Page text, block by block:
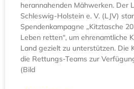
herannahenden Mähwerken. Der
Schleswig-Holstein e. V. (LJV)
Spendenkampagne „Kitztasche
Leben retten“, um ehrenamtliche
Land gezielt zu unterstützen. Die
die Rettungs-Teams zur
(Bild